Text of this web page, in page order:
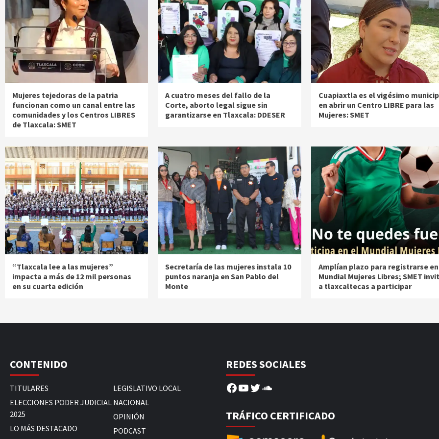
Mujeres tejedoras de la patria
funcionan como un canal entre las
comunidades y los Centros LIBRES
de Tlaxcala: SMET
A cuatro meses del fallo de la
Corte, aborto legal sigue sin
garantizarse en Tlaxcala: DDESER
Cuapiaxtla es el vigésimo
en abrir un Centro LIBRE para las
Mujeres: SMET
“Tlaxcala lee a las mujeres”
impacta a más de 12 mil personas
en su cuarta edición
Secretaría de las mujeres instala 10
puntos naranja en San Pablo del
Monte
Amplían plazo para registrarse
Mundial Mujeres Libres; SMET
a tlaxcaltecas a participar
CONTENIDO
TITULARES
ELECCIONES PODER JUDICIAL
2025
LO MÁS DESTACADO
LEGISLATIVO LOCAL
NACIONAL
OPINIÓN
PODCAST
REDES SOCIALES
Facebook
YouTube
Twitter
SoundCloud
TRÁFICO CERTIFICADO